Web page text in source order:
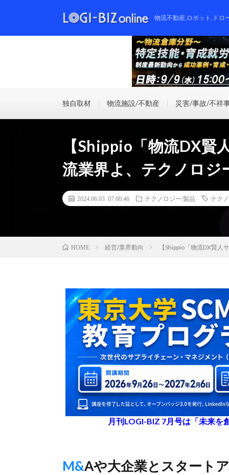
物流不動産,ロボット,ドロ
独自取材 物流施設/不動産 災害/事故/不祥
【Shippio「物流DX賢
流業界よ、テクノロジ
2024.06.03 07:00:46 テクノロジー/製品 テク
HOME 経営/業界動向 【Shippio「物流DX賢
月刊LOGI-BIZ 7月号は「未来を
M&Aや大企業とスタートアップの連携が有効と指摘、付加価